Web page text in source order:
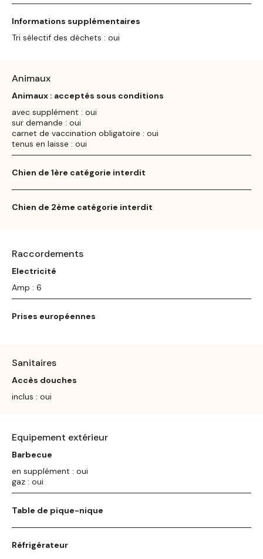
Informations supplémentaires
Tri sélectif des déchets : oui
Animaux
Animaux : acceptés sous conditions
avec supplément : oui
sur demande : oui
carnet de vaccination obligatoire : oui
tenus en laisse : oui
Chien de 1ère catégorie interdit
Chien de 2ème catégorie interdit
Raccordements
Electricité
Amp : 6
Prises européennes
Sanitaires
Accès douches
inclus : oui
Equipement extérieur
Barbecue
en supplément : oui
gaz : oui
Table de pique-nique
Réfrigérateur